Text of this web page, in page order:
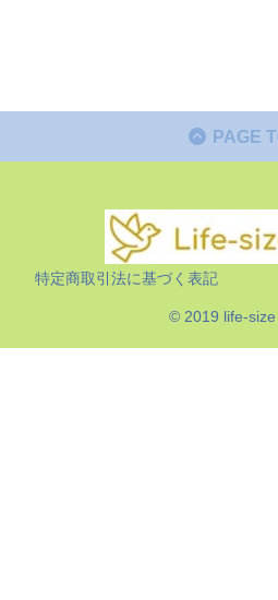
PAGE
特定商取引法に基づく表記
© 2019 life-size